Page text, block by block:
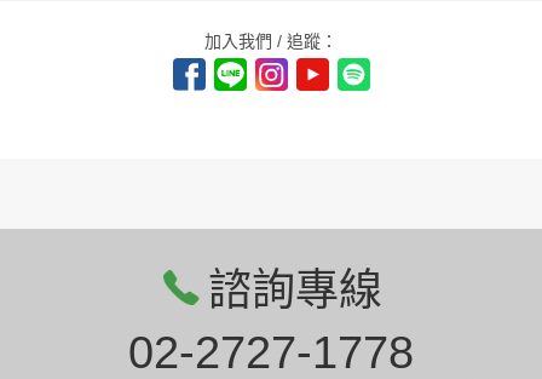
加入我們 / 追蹤：
諮詢專線
02-2727-1778